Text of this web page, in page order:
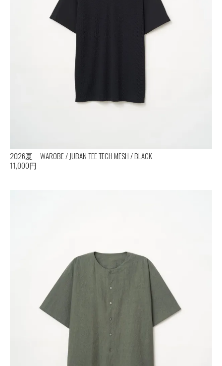
2026夏 WAROBE / JUBAN TEE TECH MESH / BLACK
11,000円